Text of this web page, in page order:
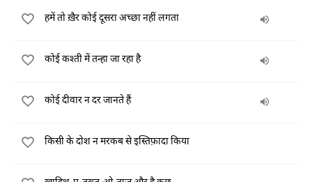
हमें तो ख़ैर कोई दूसरा अच्छा नहीं लगता
कोई कश्ती में तन्हा जा रहा है
कोई दीवार न दर जानते हैं
किसी के दोश न मरकब से इस्तिफ़ादा किया